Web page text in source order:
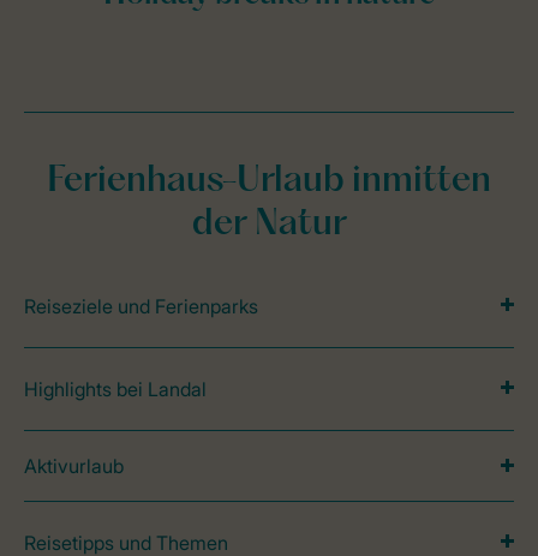
Ferienhaus-Urlaub inmitten
der Natur
Reiseziele und Ferienparks
Highlights bei Landal
Aktivurlaub
Reisetipps und Themen